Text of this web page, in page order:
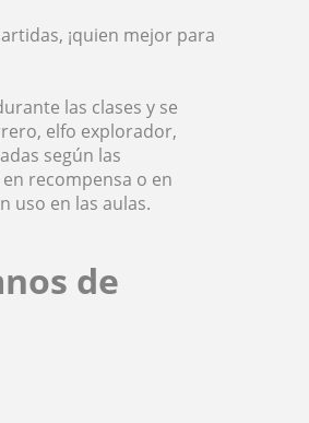
¡quien mejor para
las clases y se
elfo explorador,
según las
recompensa o en
uso en las aulas.
de